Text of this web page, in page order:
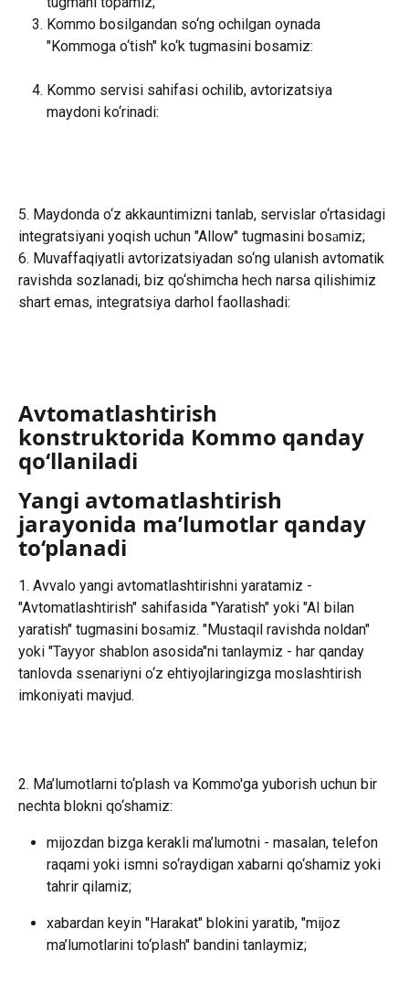
Kommo bosilgandan so‘ng ochilgan oynada
"Kommoga o‘tish" ko‘k tugmasini bosamiz:
Kommo servisi sahifasi ochilib, avtorizatsiya
maydoni ko‘rinadi:
5. Maydonda o‘z akkauntimizni tanlab, servislar o‘rtasidagi
integratsiyani yoqish uchun "Allow" tugmasini bosаmiz;
6. Muvaffaqiyatli avtorizatsiyadan so‘ng ulanish avtomatik
ravishda sozlanadi, biz qo‘shimcha hech narsa qilishimiz
shart emas, integratsiya darhol faollashadi:
Avtomatlashtirish
konstruktorida Kommo qanday
qo‘llaniladi
Yangi avtomatlashtirish
jarayonida ma’lumotlar qanday
to‘planadi
1. Avvalo yangi avtomatlashtirishni yaratamiz -
"Avtomatlashtirish" sahifasida "Yaratish" yoki "AI bilan
yaratish" tugmasini bosаmiz. "Mustaqil ravishda noldan"
yoki "Tayyor shablon asosida"ni tanlaymiz - har qanday
tanlovda ssenariyni o‘z ehtiyojlaringizga moslashtirish
imkoniyati mavjud.
2. Ma’lumotlarni to‘plash va Kommo'ga yuborish uchun bir
nechta blokni qo‘shamiz:
mijozdan bizga kerakli ma’lumotni - masalan, telefon
raqami yoki ismni so‘raydigan xabarni qo‘shamiz yoki
tahrir qilamiz;
xabardan keyin "Harakat" blokini yaratib, "mijoz
ma’lumotlarini to‘plash" bandini tanlaymiz;